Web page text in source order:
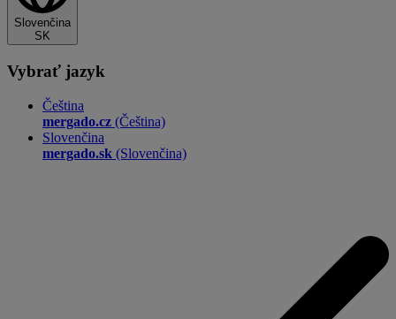
Slovenčina
SK
Vybrať jazyk
Čeština
mergado.cz (Čeština)
Slovenčina
mergado.sk (Slovenčina)